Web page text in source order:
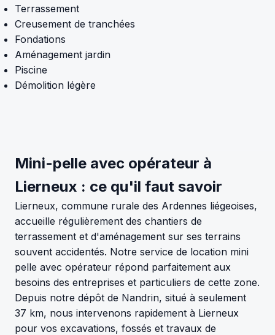
Terrassement
Creusement de tranchées
Fondations
Aménagement jardin
Piscine
Démolition légère
Mini-pelle avec opérateur à
Lierneux : ce qu'il faut savoir
Lierneux, commune rurale des Ardennes liégeoises,
accueille régulièrement des chantiers de
terrassement et d'aménagement sur ses terrains
souvent accidentés. Notre service de location mini
pelle avec opérateur répond parfaitement aux
besoins des entreprises et particuliers de cette zone.
Depuis notre dépôt de Nandrin, situé à seulement
37 km, nous intervenons rapidement à Lierneux
pour vos excavations, fossés et travaux de